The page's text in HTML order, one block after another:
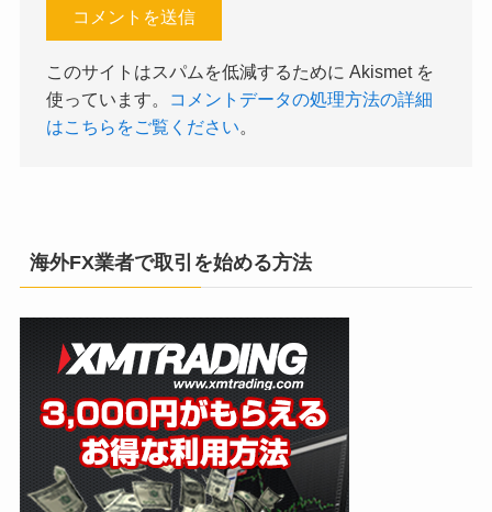
このサイトはスパムを低減するために Akismet を
使っています。
コメントデータの処理方法の詳細
はこちらをご覧ください。
海外FX業者で取引を始める方法